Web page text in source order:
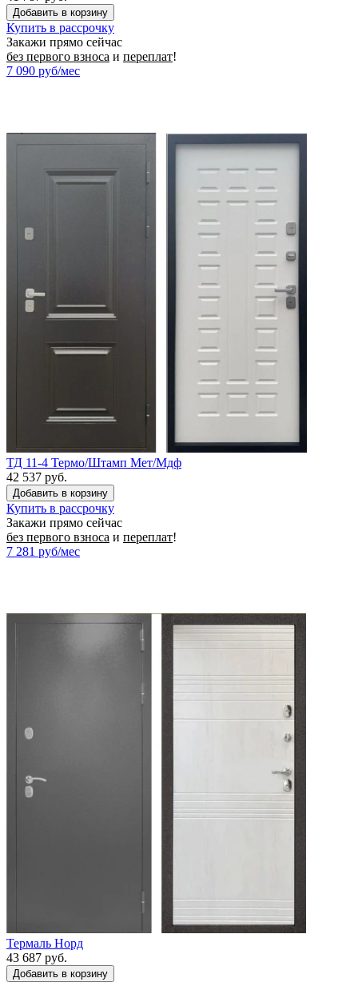
Купить в рассрочку
Закажи прямо сейчас
без первого взноса и переплат!
7 090 руб/мес
ТД 11-4 Термо/Штамп Мет/Мдф
42 537 руб.
Купить в рассрочку
Закажи прямо сейчас
без первого взноса и переплат!
7 281 руб/мес
Термаль Норд
43 687 руб.